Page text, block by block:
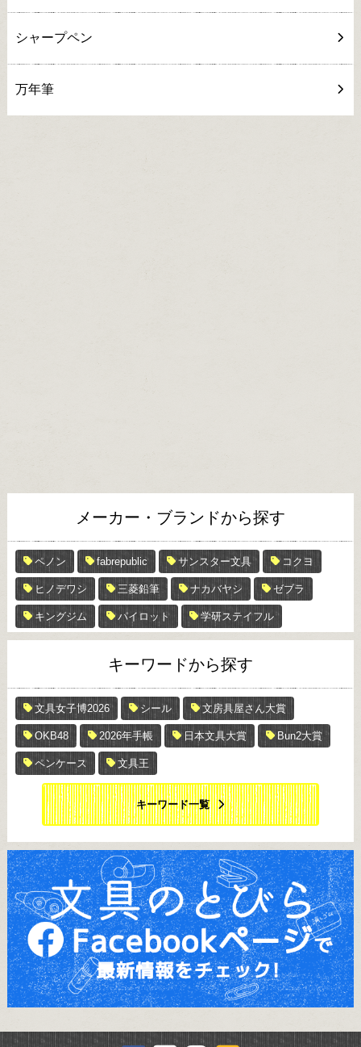
シャープペン
万年筆
メーカー・ブランドから探す
ペノン fabrepublic サンスター文具 コクヨ
ヒノデワシ 三菱鉛筆 ナカバヤシ ゼブラ
キングジム パイロット 学研ステイフル
キーワードから探す
文具女子博2026 シール 文房具屋さん大賞
OKB48 2026年手帳 日本文具大賞 Bun2大賞
ペンケース 文具王
キーワード一覧